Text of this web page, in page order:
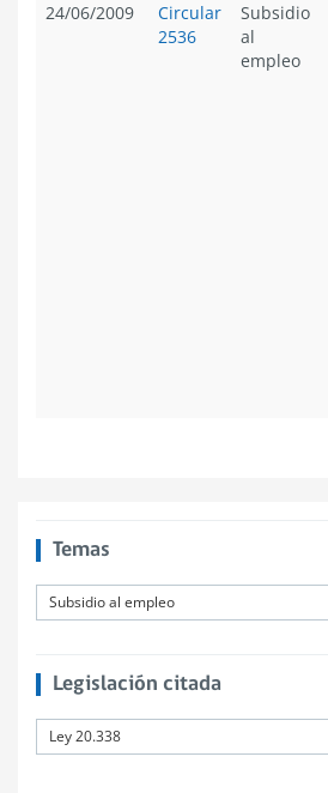
24/06/2009
Circular
2536
Subsidio
al
empleo
Temas
Subsidio al empleo
Legislación citada
Ley 20.338